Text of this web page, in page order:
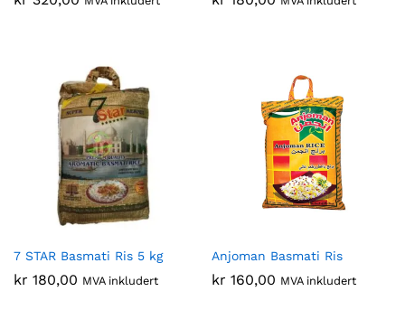
7 STAR Basmati Ris 5 kg
kr 180,00 MVA inkludert
Anjoman Basmati Ris
kr 160,00 MVA inkludert